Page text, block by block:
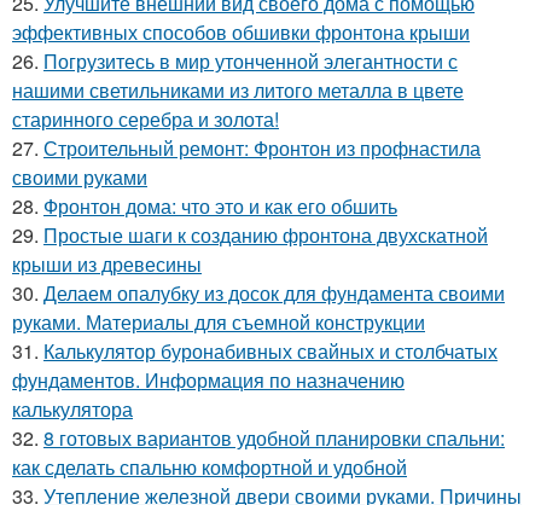
эффективных способов обшивки фронтона крыши
26. Погрузитесь в мир утонченной элегантности с
нашими светильниками из литого металла в цвете
старинного серебра и золота!
27. Строительный ремонт: Фронтон из профнастила
своими руками
28. Фронтон дома: что это и как его обшить
29. Простые шаги к созданию фронтона двухскатной
крыши из древесины
30. Делаем опалубку из досок для фундамента своими
руками. Материалы для съемной конструкции
31. Калькулятор буронабивных свайных и столбчатых
фундаментов. Информация по назначению
калькулятора
32. 8 готовых вариантов удобной планировки спальни:
как сделать спальню комфортной и удобной
33. Утепление железной двери своими руками. Причины